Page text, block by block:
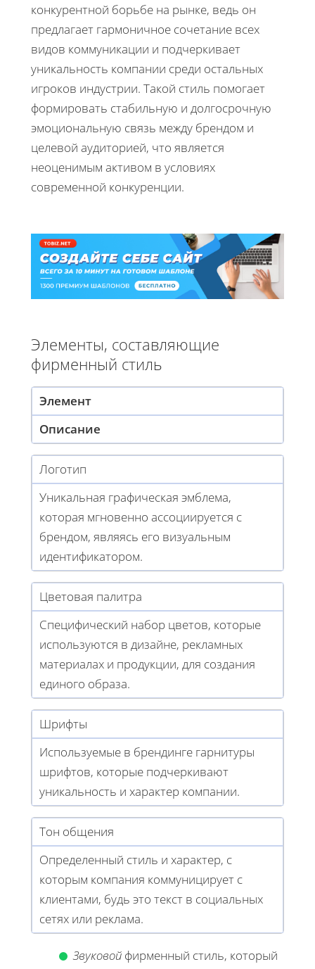
конкурентной борьбе на рынке, ведь он
предлагает гармоничное сочетание всех
видов коммуникации и подчеркивает
уникальность компании среди остальных
игроков индустрии. Такой стиль помогает
формировать стабильную и долгосрочную
эмоциональную связь между брендом и
целевой аудиторией, что является
неоценимым активом в условиях
современной конкуренции.
Элементы, составляющие
фирменный стиль
Элемент
Описание
Логотип
Уникальная графическая эмблема,
которая мгновенно ассоциируется с
брендом, являясь его визуальным
идентификатором.
Цветовая палитра
Специфический набор цветов, которые
используются в дизайне, рекламных
материалах и продукции, для создания
единого образа.
Шрифты
Используемые в брендинге гарнитуры
шрифтов, которые подчеркивают
уникальность и характер компании.
Тон общения
Определенный стиль и характер, с
которым компания коммуницирует с
клиентами, будь это текст в социальных
сетях или реклама.
Звуковой фирменный стиль, который